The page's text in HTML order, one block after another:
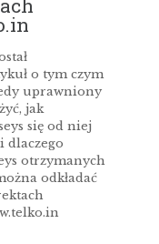
o tym czym
uprawniony
jak
się od niej
dlaczego
otrzymanych
odkładać